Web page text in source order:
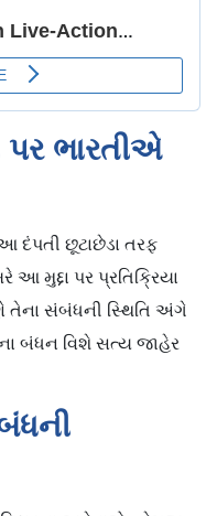
ભારતીએ
છૂટાછેડા તરફ
મુદ્દા પર પ્રતિક્રિયા
તેના સંબંધની સ્થિતિ અંગે
બંધન વિશે સત્ય જાહેર